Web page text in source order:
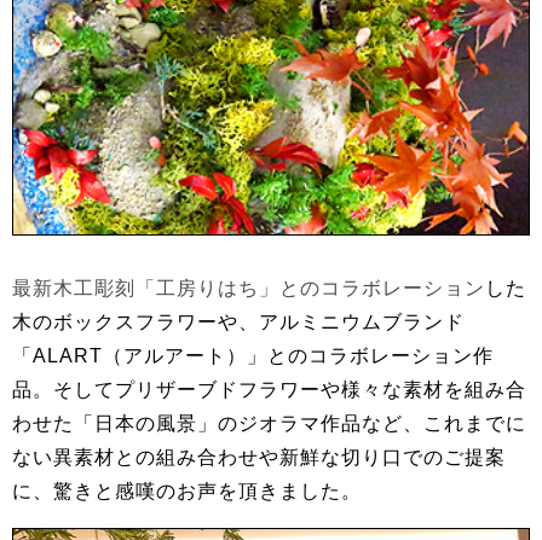
最新木工彫刻「工房りはち」とのコラボレーション した
木のボックスフラワーや、アルミニウムブランド
「ALART（アルアート）」とのコラボレーション作
品。そしてプリザーブドフラワーや様々な素材を組み合
わせた「日本の風景」のジオラマ作品など、これまでに
ない異素材との組み合わせや新鮮な切り口でのご提案
に、驚きと感嘆のお声を頂きました。